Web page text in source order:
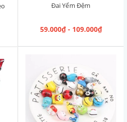
Đai Yếm Đệm
59.000₫ - 109.000₫